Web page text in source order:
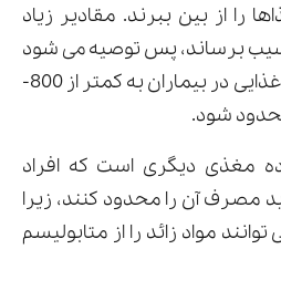
را از بین ببرند. مقادیر زیاد
برساند، پس توصیه می شود
که میزان فسفر در رژیم غذایی در بیماران به کمتر از 800-
مغذی دیگری است که افراد
مصرف آن را محدود کنند، زیرا
مواد زائد را از متابولیسم